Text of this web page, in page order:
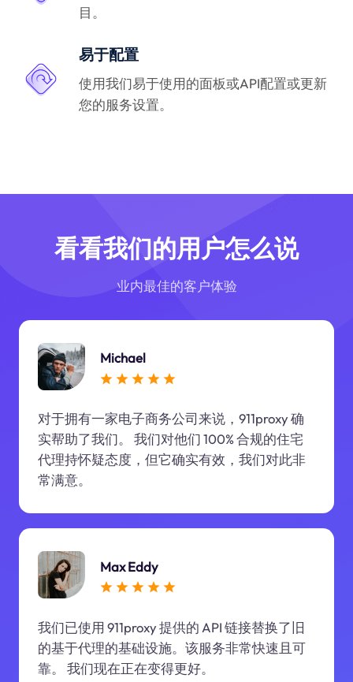
目。
易于配置
使用我们易于使用的面板或API配置或更新
您的服务设置。
看看我们的用户怎么说
业内最佳的客户体验
Michael
对于拥有一家电子商务公司来说，911proxy 确
实帮助了我们。 我们对他们 100% 合规的住宅
代理持怀疑态度，但它确实有效，我们对此非
常满意。
Max Eddy
我们已使用 911proxy 提供的 API 链接替换了旧
的基于代理的基础设施。该服务非常快速且可
靠。 我们现在正在变得更好。